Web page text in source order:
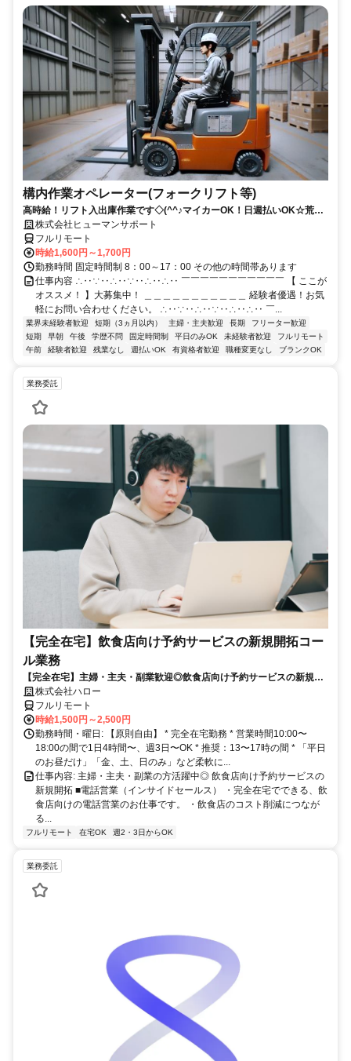
構内作業オペレーター(フォークリフト等)
高時給！リフト入出庫作業です◇(^^♪マイカーOK！日週払いOK☆荒本
駅★【シゴト№0619】
株式会社ヒューマンサポート
フルリモート
時給1,600円～1,700円
勤務時間 固定時間制 8：00～17：00 その他の時間帯あります
仕事内容 ∴‥∵‥∴‥∵‥∴‥∴‥ ￣￣￣￣￣￣￣￣￣￣￣ 【 ここが
オススメ！ 】大募集中！ ＿＿＿＿＿＿＿＿＿＿＿ 経験者優遇！お気
軽にお問い合わせください。 ∴‥∵‥∴‥∵‥∴‥∴‥ ￣...
業界未経験者歓迎 短期（3ヵ月以内） 主婦・主夫歓迎 長期
フリーター歓迎
短期
早朝 午後 学歴不問 固定時間制 平日のみOK 未経験者歓迎
フルリモート
午前
経験者歓迎 残業なし 週払いOK 有資格者歓迎 職種変更なし ブランクOK
業務委託
【完全在宅】飲食店向け予約サービスの新規開拓コー
ル業務
【完全在宅】主婦・主夫・副業歓迎◎飲食店向け予約サービスの新規開
拓 株式会社ハロー
フルリモート
時給1,500円～2,500円
勤務時間・曜日: 【原則自由】 * 完全在宅勤務 * 営業時間10:00〜
18:00の間で1日4時間〜、週3日〜OK * 推奨：13〜17時の間 * 「平日
のお昼だけ」「金、土、日のみ」など柔軟に...
仕事内容: 主婦・主夫・副業の方活躍中◎ 飲食店向け予約サービスの
新規開拓 ■電話営業（インサイドセールス） ・完全在宅でできる、飲
食店向けの電話営業のお仕事です。 ・飲食店のコスト削減につなが
る...
フルリモート 在宅OK 週2・3日からOK
業務委託